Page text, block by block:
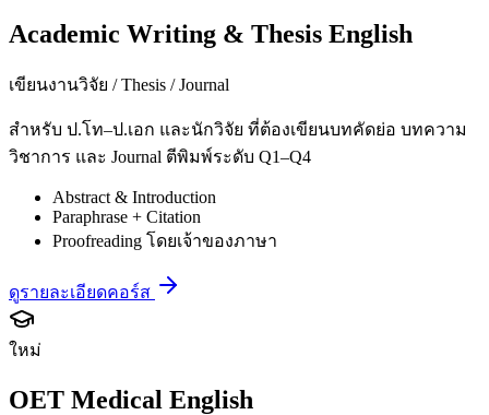
Academic Writing & Thesis English
เขียนงานวิจัย / Thesis / Journal
สำหรับ ป.โท–ป.เอก และนักวิจัย ที่ต้องเขียนบทคัดย่อ บทความ
วิชาการ และ Journal ตีพิมพ์ระดับ Q1–Q4
Abstract & Introduction
Paraphrase + Citation
Proofreading โดยเจ้าของภาษา
ดูรายละเอียดคอร์ส
ใหม่
OET Medical English